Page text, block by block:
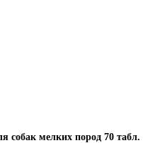
собак мелких пород 70 табл.